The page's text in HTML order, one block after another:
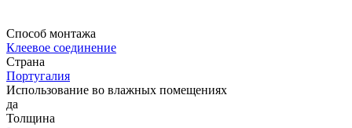
Способ монтажа
Клеевое соединение
Страна
Португалия
Использование во влажных помещениях
да
Толщина